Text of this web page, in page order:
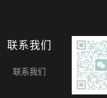
联系我们
联系我们